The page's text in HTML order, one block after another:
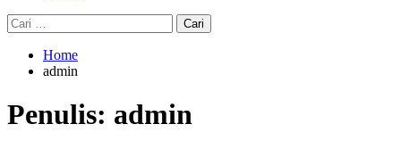
Cari
untuk:
Home
admin
Penulis: admin